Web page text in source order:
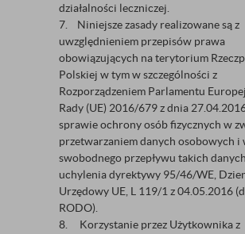
działalności leczniczej.
7. Niniejsze zasady realizowane są z
uwzględnieniem przepisów prawa
obowiązujących na terytorium
Polskiej w tym w szczególności z
Rozporządzeniem Parlamentu
Rady (UE) 2016/679 z dnia
sprawie ochrony osób fizycznych w
przetwarzaniem danych osobowych i
swobodnego przepływu takich
uchylenia dyrektywy 95/46/WE,
Urzędowy UE, L 119/1 z 04.05.2016
RODO).
8. Korzystanie przez Użytkownika z